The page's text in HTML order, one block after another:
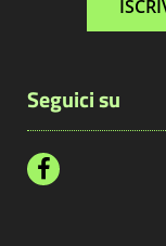
Seguici su